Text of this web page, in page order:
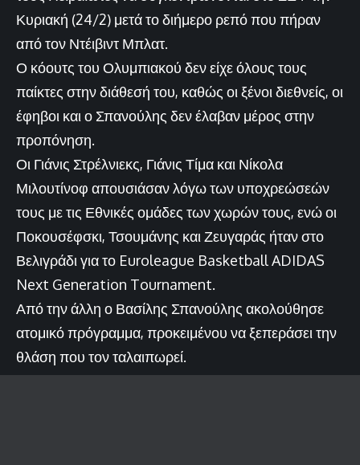
Κυριακή (24/2) μετά το διήμερο ρεπό που πήραν
από τον Ντέιβιντ Μπλατ.
Ο κόουτς του Ολυμπιακού δεν είχε όλους τους
παίκτες στην διάθεσή του, καθώς οι ξένοι διεθνείς, οι
έφηβοι και ο Σπανούλης δεν έλαβαν μέρος στην
προπόνηση.
Οι Γιάνις Στρέλνιεκς, Γιάνις Τίμα και Νίκολα
Μιλουτίνοφ απουσιάσαν λόγω των υποχρεώσεών
τους με τις Εθνικές ομάδες των χωρών τους, ενώ οι
Ποκουσέφσκι, Τσουμάνης και Ζευγαράς ήταν στο
Βελιγράδι για το Euroleague Basketball ADIDAS
Next Generation Tournament.
Από την άλλη ο Βασίλης Σπανούλης ακολούθησε
ατομικό πρόγραμμα, προκειμένου να ξεπεράσει την
θλάση που τον ταλαιπωρεί.